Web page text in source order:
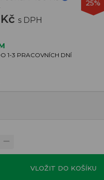
s DPH
25%
1-3 PRACOVNÍCH DNÍ
VLOŽIT DO KOŠÍKU